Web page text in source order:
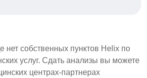
нет собственных пунктов Helix по
услуг. Сдать анализы вы можете
центрах-партнерах